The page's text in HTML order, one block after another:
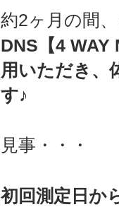
約2ヶ月の間
DNS【4 WAY
用いただき、
す♪
見事・・・
初回測定日か